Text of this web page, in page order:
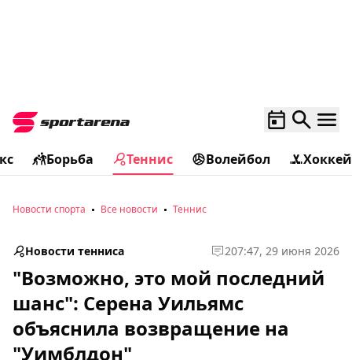
Борьба Теннис Волейбол Хоккей
Новости спорта Все новости Теннис
Новости тенниса 207:47, 29 июня 2026
"Возможно, это мой последний
шанс": Серена Уильямс
объяснила возвращение на
"Уимблдон"